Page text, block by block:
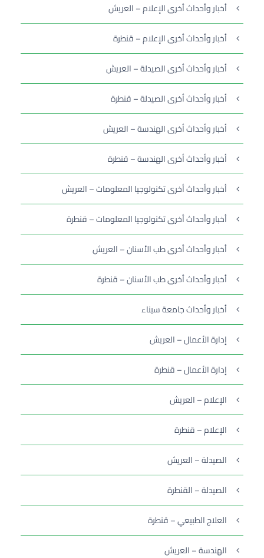
أخبار وأحداث أخرى الإعلام – العريش
أخبار وأحداث أخرى الإعلام – قنطرة
أخبار وأحداث أخرى الصيدلة – العريش
أخبار وأحداث أخرى الصيدلة – قنطرة
أخبار وأحداث أخرى الهندسة – العريش
أخبار وأحداث أخرى الهندسة – قنطرة
أخبار وأحداث أخرى تكنولوجيا المعلومات – العريش
أخبار وأحداث أخرى تكنولوجيا المعلومات – قنطرة
أخبار وأحداث أخرى طب الأسنان – العريش
أخبار وأحداث أخرى طب الأسنان – قنطرة
أخبار وأحداث جامعة سيناء
إدارة الأعمال – العريش
إدارة الأعمال – قنطرة
الإعلام – العريش
الإعلام – قنطرة
الصيدلة – العريش
الصيدلة – القنطرة
العلاج الطبيعي – قنطرة
الهندسة – العريش